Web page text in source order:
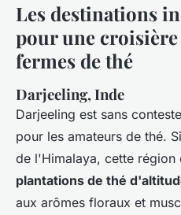
Les destinations
pour une
fermes de thé
Darjeeling, Inde
Darjeeling est sans
pour les amateurs de thé.
de l'Himalaya, cette région
plantations de thé
aux arômes floraux et